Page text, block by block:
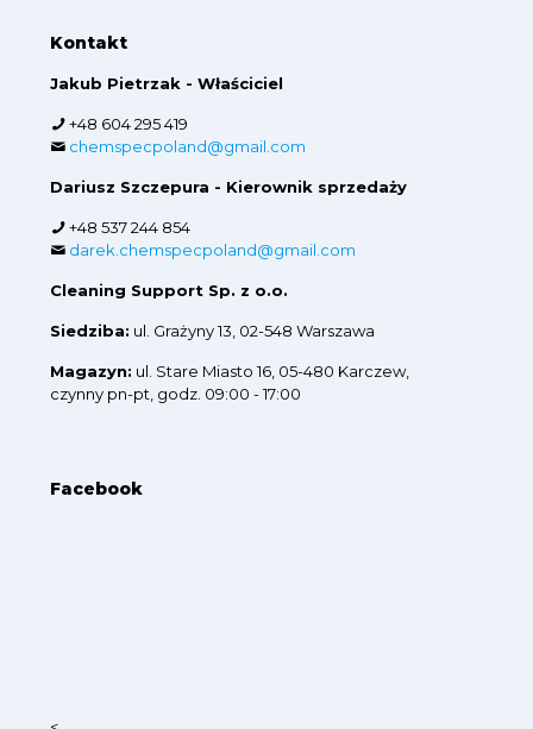
Kontakt
Jakub Pietrzak - Właściciel
+48 604 295 419
chemspecpoland@gmail.com
Dariusz Szczepura - Kierownik sprzedaży
+48 537 244 854
darek.chemspecpoland@gmail.com
Cleaning Support Sp. z o.o.
Siedziba: ul. Grażyny 13, 02-548 Warszawa
Magazyn: ul. Stare Miasto 16, 05-480 Karczew,
czynny pn-pt, godz. 09:00 - 17:00
Facebook